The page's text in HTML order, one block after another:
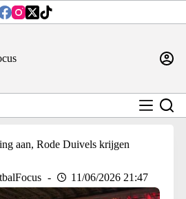
aan, Rode Duivels krijgen
11/06/2026 21:47